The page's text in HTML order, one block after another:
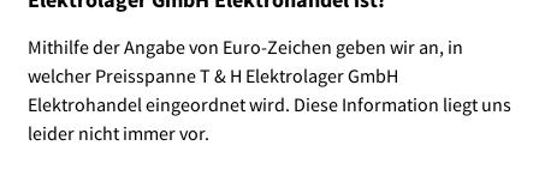
Mithilfe der Angabe von Euro-Zeichen geben wir an, in
welcher Preisspanne T & H Elektrolager GmbH
Elektrohandel eingeordnet wird. Diese Information liegt uns
leider nicht immer vor.